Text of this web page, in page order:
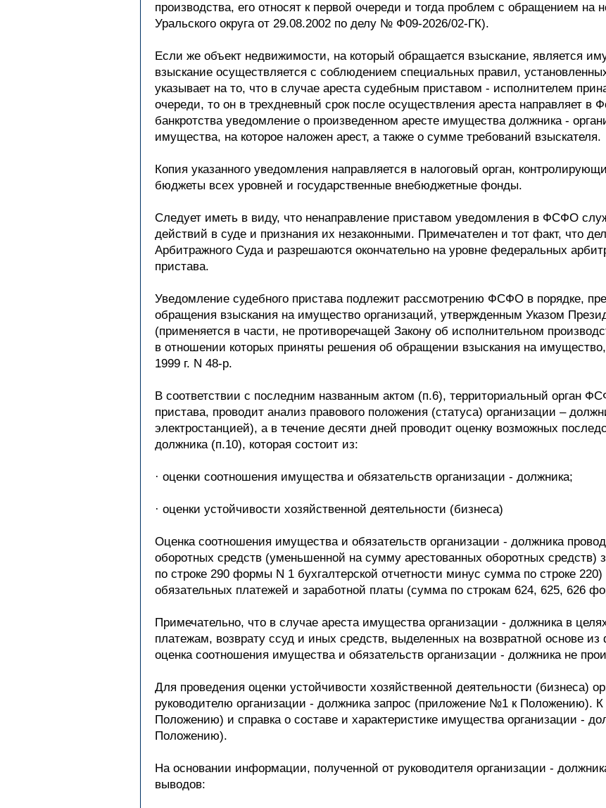
производства, его относят к первой очереди и тогда проблем с обращением
Уральского округа от 29.08.2002 по делу № Ф09-2026/02-ГК).
Если же объект недвижимости, на который обращается взыскание, является
взыскание осуществляется с соблюдением специальных правил,
указывает на то, что в случае ареста судебным приставом - исполнителем
очереди, то он в трехдневный срок после осуществления ареста направляет
банкротства уведомление о произведенном аресте имущества должника -
имущества, на которое наложен арест, а также о сумме требований взыскателя.
Копия указанного уведомления направляется в налоговый орган,
бюджеты всех уровней и государственные внебюджетные фонды.
Следует иметь в виду, что ненаправление приставом уведомления в ФСФО
действий в суде и признания их незаконными. Примечателен и тот факт, что
Арбитражного Суда и разрешаются окончательно на уровне федеральных
пристава.
Уведомление судебного пристава подлежит рассмотрению ФСФО в порядке,
обращения взыскания на имущество организаций, утвержденным Указом
(применяется в части, не противоречащей Закону об исполнительном
в отношении которых приняты решения об обращении взыскания на
1999 г. N 48-р.
В соответствии с последним названным актом (п.6), территориальный орган
пристава, проводит анализ правового положения (статуса) организации –
электростанцией), а в течение десяти дней проводит оценку возможных
должника (п.10), которая состоит из:
· оценки соотношения имущества и обязательств организации - должника;
· оценки устойчивости хозяйственной деятельности (бизнеса)
Оценка соотношения имущества и обязательств организации - должника
оборотных средств (уменьшенной на сумму арестованных оборотных
по строке 290 формы N 1 бухгалтерской отчетности минус сумма по строке
обязательных платежей и заработной платы (сумма по строкам 624, 625, 626
Примечательно, что в случае ареста имущества организации - должника в
платежам, возврату ссуд и иных средств, выделенных на возвратной основе
оценка соотношения имущества и обязательств организации - должника не
Для проведения оценки устойчивости хозяйственной деятельности (бизнеса)
руководителю организации - должника запрос (приложение №1 к Положению).
Положению) и справка о составе и характеристике имущества организации -
Положению).
На основании информации, полученной от руководителя организации -
выводов: